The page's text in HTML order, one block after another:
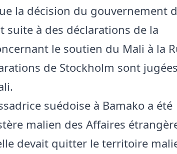
la décision du gouvernement
à des déclarations de la
le soutien du Mali à la
de Stockholm sont jugées
suédoise à Bamako a été
malien des Affaires
devait quitter le territoire